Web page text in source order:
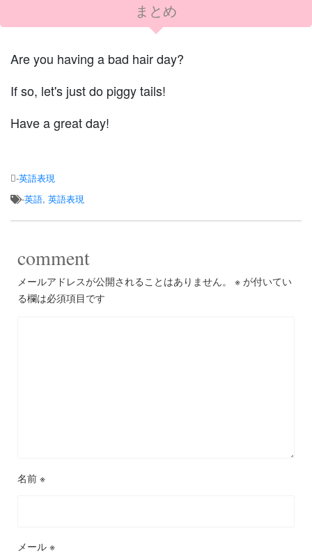
まとめ
Are you having a bad hair day?
If so, let's just do piggy tails!
Have a great day!
-英語表現
-英語, 英語表現
comment
メールアドレスが公開されることはありません。 ※ が付いてい
る欄は必須項目です
名前 ※
メール ※